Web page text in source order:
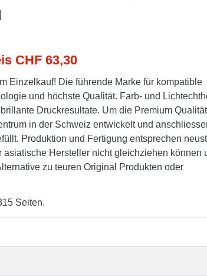
CHF 63,30
Einzelkauf! Die führende Marke für kompatible
und höchste Qualität. Farb- und
Druckresultate. Um die Premium Qualität
in der Schweiz entwickelt und
Produktion und Fertigung entsprechen
Hersteller nicht gleichziehen können
zu teuren Original Produkten oder
Seiten.